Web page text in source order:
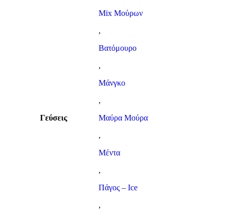
Γεύσεις
Mix Μούρων
,
Βατόμουρο
,
Μάνγκο
,
Μαύρα Μούρα
,
Μέντα
,
Πάγος – Ιce
,